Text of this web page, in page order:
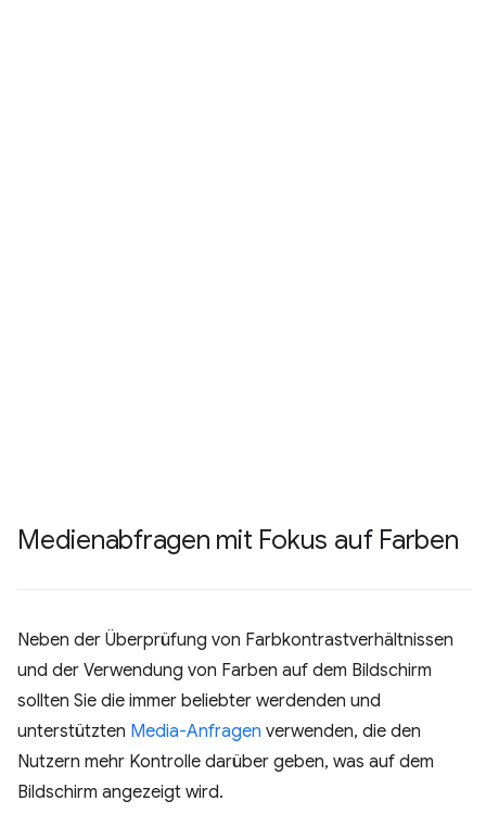
Medienabfragen mit Fokus auf Farben
Neben der Überprüfung von Farbkontrastverhältnissen
und der Verwendung von Farben auf dem Bildschirm
sollten Sie die immer beliebter werdenden und
unterstützten Media-Anfragen verwenden, die den
Nutzern mehr Kontrolle darüber geben, was auf dem
Bildschirm angezeigt wird.